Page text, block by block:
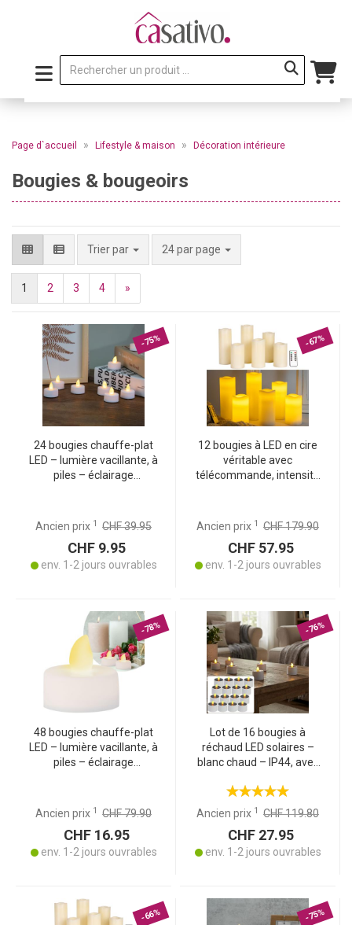
Page d`accueil » Lifestyle & maison » Décoration intérieure
Bougies & bougeoirs
Trier par 24 par page
1 2 3 4 »
-75%
24 bougies chauffe-plat
LED – lumière vacillante, à
piles – éclairage
Ancien prix 1 CHF 39.95
CHF 9.95
env. 1-2 jours ouvrables
-67%
12 bougies à LED en cire
véritable avec
télécommande, intensité
Ancien prix 1 CHF 179.90
CHF 57.95
env. 1-2 jours ouvrables
-78%
48 bougies chauffe-plat
LED – lumière vacillante, à
piles – éclairage
Ancien prix 1 CHF 79.90
CHF 16.95
env. 1-2 jours ouvrables
-76%
Lot de 16 bougies à
réchaud LED solaires –
blanc chaud – IP44, avec
sans fil, basse
consommation – pour
jardin, balcon, décoration
Ancien prix 1 CHF 119.80
CHF 27.95
env. 1-2 jours ouvrables
-66% -75%